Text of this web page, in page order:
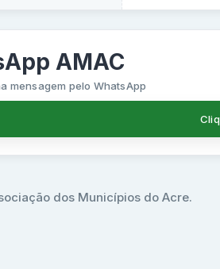
AMAC
mensagem pelo WhatsApp
dos Municípios do Acre.